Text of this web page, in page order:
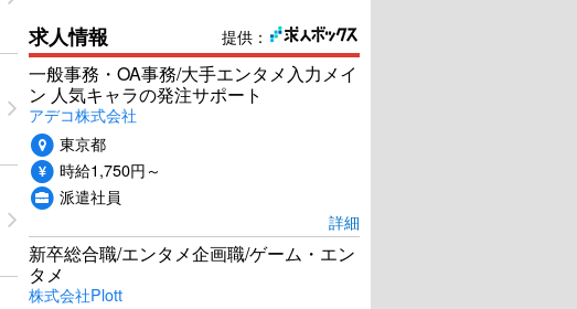
提供：
求人情報
一般事務・OA事務/大手エンタメ入力メイ
ン 人気キャラの発注サポート
アデコ株式会社
東京都
時給1,750円～
派遣社員
詳細
新卒総合職/エンタメ企画職/ゲーム・エン
タメ
株式会社Plott